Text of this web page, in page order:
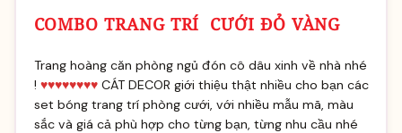
COMBO TRANG TRÍ CƯỚI ĐỎ VÀNG
Trang hoàng căn phòng ngủ đón cô dâu xinh về nhà nhé
! ♥♥♥♥♥♥♥♥CÁT DECOR giới thiệu thật nhiều cho bạn các
set bóng trang trí phòng cưới, với nhiều mẫu mã, màu
sắc và giá cả phù hợp cho từng bạn, từng nhu cầu nhé